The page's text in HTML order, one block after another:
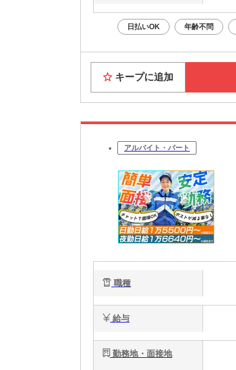
日払いOK 年齢不問
キープに追加
アルバイト・パート
職種
給与
勤務地・面接地